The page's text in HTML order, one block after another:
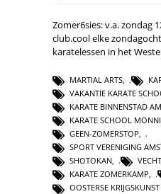
Zomer6sies: v.a. zondag
club.cool elke
karatelessen in het
MARTIAL ARTS
VAKANTIE KARATE
KARATE BINNENSTAD
KARATE SCHOOL
GEEN-ZOMERSTOP,
SPORT VERENIGING
SHOTOKAN,
KARATE ZOMERKAMP,
OOSTERSE